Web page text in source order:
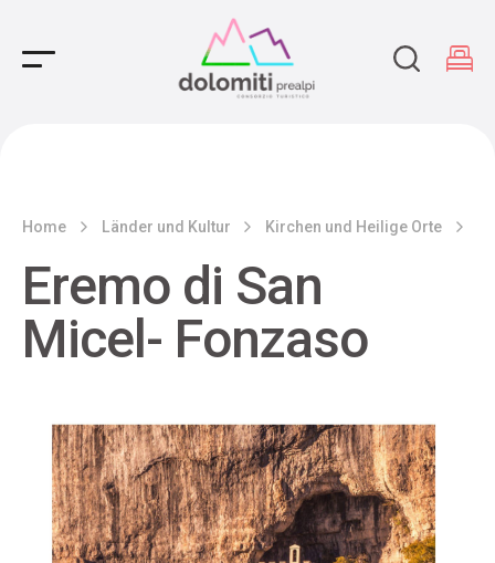
Main Navigation
Home Länder und Kultur Kirchen und Heilige Orte
Eremo di San
Micel- Fonzaso